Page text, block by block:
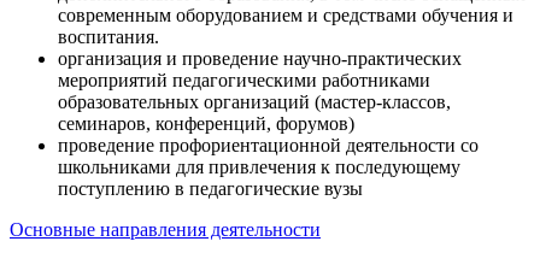
современным оборудованием и средствами обучения и
воспитания.
организация и проведение научно-практических
мероприятий педагогическими работниками
образовательных организаций (мастер-классов,
семинаров, конференций, форумов)
проведение профориентационной деятельности со
школьниками для привлечения к последующему
поступлению в педагогические вузы
Основные направления деятельности